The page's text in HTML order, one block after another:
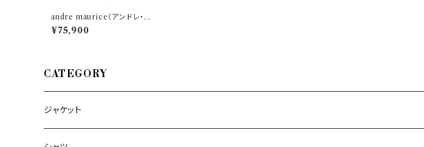
andre maurice（アンドレ・マ
ウリーチェ） ニットパンツ 21K
115 30809
¥75,900
CATEGORY
ジャケット